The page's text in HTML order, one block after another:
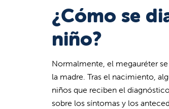
¿Cómo se
niño?
Normalmente, el megauréter
la madre. Tras el nacimiento,
niños que reciben el
sobre los síntomas y los